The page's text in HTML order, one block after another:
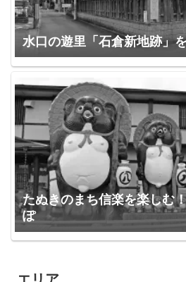
水口の遊里「石倉新地跡」
たぬきのまち信楽を楽しむ
ぽ